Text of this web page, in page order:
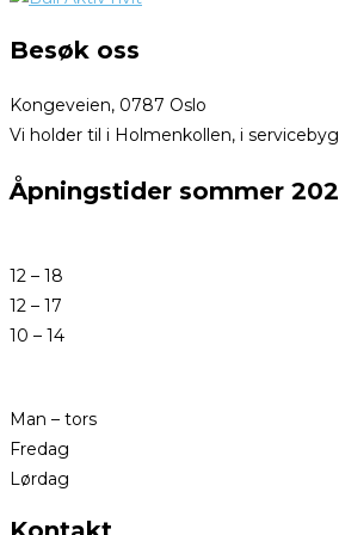
Besøk oss
Kongeveien, 0787 Oslo
Vi holder til i Holmenkollen, i
Åpningstider sommer
12 – 18
12 – 17
10 – 14
Man – tors
Fredag
Lørdag